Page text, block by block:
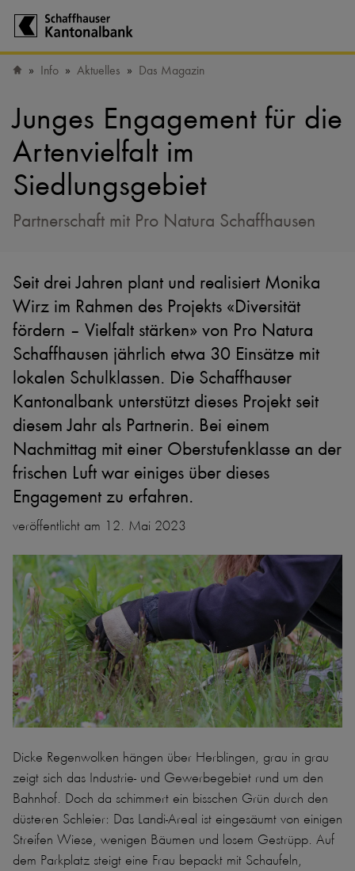
Info Aktuelles Das Magazin
Junges Engagement für die
Artenvielfalt im
Siedlungsgebiet
Partnerschaft mit Pro Natura Schaffhausen
Seit drei Jahren plant und realisiert Monika
Wirz im Rahmen des Projekts «Diversität
fördern – Vielfalt stärken» von Pro Natura
Schaffhausen jährlich etwa 30 Einsätze mit
lokalen Schulklassen. Die Schaffhauser
Kantonalbank unterstützt dieses Projekt seit
diesem Jahr als Partnerin. Bei einem
Nachmittag mit einer Oberstufenklasse an der
frischen Luft war einiges über dieses
Engagement zu erfahren.
veröffentlicht am 12. Mai 2023
Dicke Regenwolken hängen über Herblingen, grau in grau
zeigt sich das Industrie- und Gewerbegebiet rund um den
Bahnhof. Doch da schimmert ein bisschen Grün durch den
düsteren Schleier: Das Landi-Areal ist eingesäumt von einigen
Streifen Wiese, wenigen Bäumen und losem Gestrüpp. Auf
dem Parkplatz steigt eine Frau bepackt mit Schaufeln,